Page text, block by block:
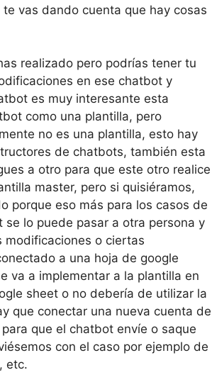
vas dando cuenta que hay cosas
realizado pero podrías tener tu
en ese chatbot y
es muy interesante esta
como una plantilla, pero
no es una plantilla, esto hay
de chatbots, también esta
a otro para que este otro realice
master, pero si quisiéramos,
porque eso más para los casos de
lo puede pasar a otra persona y
modificaciones o ciertas
a una hoja de google
va a implementar a la plantilla en
sheet o no debería de utilizar la
que conectar una nueva cuenta de
que el chatbot envíe o saque
con el caso por ejemplo de
etc.